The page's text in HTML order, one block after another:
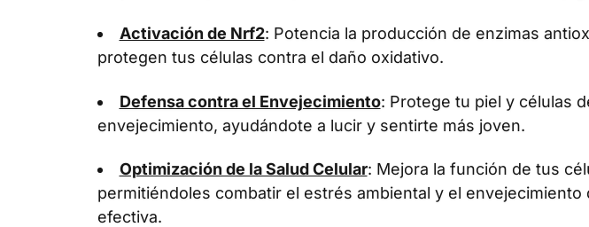
Activación de Nrf2: Potencia la producción de enzimas
protegen tus células contra el daño oxidativo.
Defensa contra el Envejecimiento: Protege tu piel y células
envejecimiento, ayudándote a lucir y sentirte más joven.
Optimización de la Salud Celular: Mejora la función de tus
permitiéndoles combatir el estrés ambiental y el envejecimiento
efectiva.